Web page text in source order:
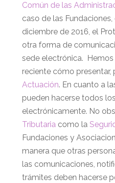
Común de las
caso de las Fundaciones,
diciembre de 2016, el
otra forma de
sede electrónica.
reciente cómo presentar,
Actuación. En cuanto a
pueden hacerse todos
electrónicamente. No
Tributariacomo la
Fundaciones y
manera que otras
las comunicaciones,
trámites deben hacerse